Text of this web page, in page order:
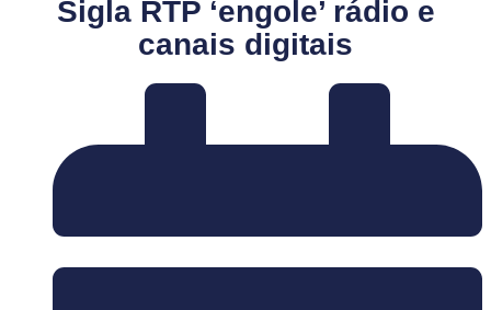
Sigla RTP ‘engole’ rádio e
canais digitais